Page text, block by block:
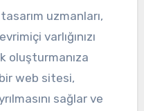
uzmanları,
varlığınızı
oluşturmanıza
web sitesi,
sağlar ve